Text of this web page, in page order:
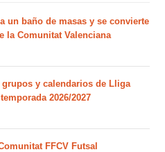
un baño de masas y se convierte
la Comunitat Valenciana
y calendarios de Lliga
2026/2027
FFCV Futsal